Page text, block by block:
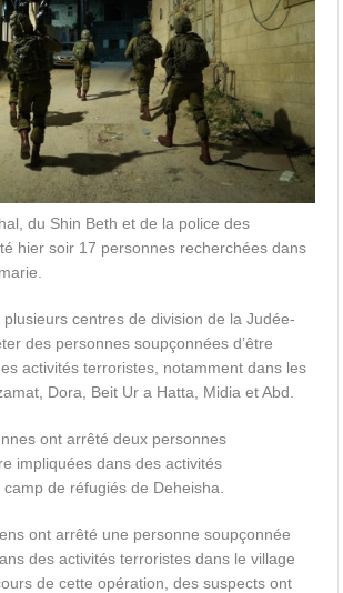
du Shin Beth et de la police des
hier soir 17 personnes recherchées dans
centres de division de la Judée-
des personnes soupçonnées d’être
activités terroristes, notamment dans les
Dora, Beit Ur a Hatta, Midia et Abd.
ont arrêté deux personnes
impliquées dans des activités
de réfugiés de Deheisha.
ont arrêté une personne soupçonnée
des activités terroristes dans le village
de cette opération, des suspects ont